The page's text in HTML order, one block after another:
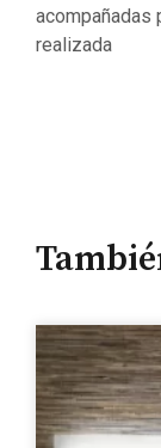
acompañadas
realizada